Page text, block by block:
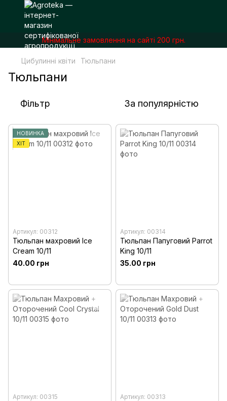
Мінімальне замовлення на сайті 200 грн.
Цибулинні квіти Тюльпани
Тюльпани
Фільтр За популярністю
НОВИНКА
ХІТ
Артикул: 00312
Тюльпан махровий Ice
Cream 10/11
40.00 грн
Артикул: 00314
Тюльпан Папуговий Parrot
King 10/11
35.00 грн
Артикул: 00315 Артикул: 00313